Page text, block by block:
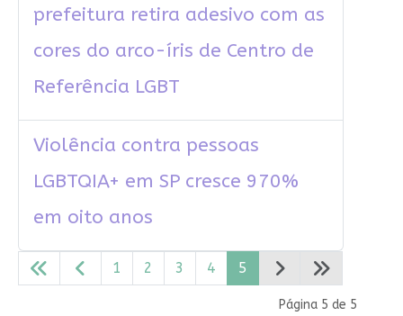
prefeitura retira adesivo com as
cores do arco-íris de Centro de
Referência LGBT
Violência contra pessoas
LGBTQIA+ em SP cresce 970%
em oito anos
Página 5 de 5
1 2 3 4 5